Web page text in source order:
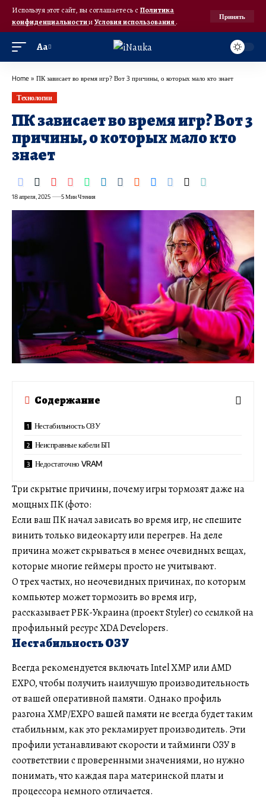
Используя этот сайт, вы соглашаетесь с Политика
конфиденциальностииУсловия использования.
Принять
Аа
Home » ПК зависает во время игр? Вот 3 причины, о которых мало кто знает
Технологии
ПК зависает во время игр? Вот 3
причины, о которых мало кто
знает
18 апреля, 2025 5 Мин Чтения
Содержание
Нестабильность ОЗУ
Неисправные кабели БП
Недостаточно VRAM
Три скрытые причины, почему игры тормозят даже на
мощных ПК (фото:
Если ваш ПК начал зависать во время игр, не спешите
винить только видеокарту или перегрев. На деле
причина может скрываться в менее очевидных вещах,
которые многие геймеры просто не учитывают.
О трех частых, но неочевидных причинах, по которым
компьютер может тормозить во время игр,
рассказывает РБК-Украина (проект Styler) со ссылкой на
профильный ресурс XDA Developers.
Нестабильность ОЗУ
Всегда рекомендуется включать Intel XMP или AMD
EXPO, чтобы получить наилучшую производительность
от вашей оперативной памяти. Однако профиль
разгона XMP/EXPO вашей памяти не всегда будет таким
стабильным, как это рекламирует производитель. Эти
профили устанавливают скорости и тайминги ОЗУ в
соответствии с проверенными значениями, но нужно
понимать, что каждая пара материнской платы и
процессора немного отличается.